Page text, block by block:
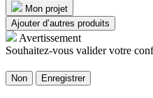
Mon projet
Ajouter d’autres produits
Avertissement
Souhaitez-vous valider votre
Non Enregistrer